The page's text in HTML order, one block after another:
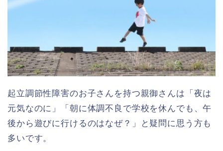
起立調節性障害のお子さんを持つ親御さんは「夜は
元気なのに」「朝に体調不良で学校を休んでも、午
後から遊びに行けるのはなぜ？」と疑問に思う方も
多いです。